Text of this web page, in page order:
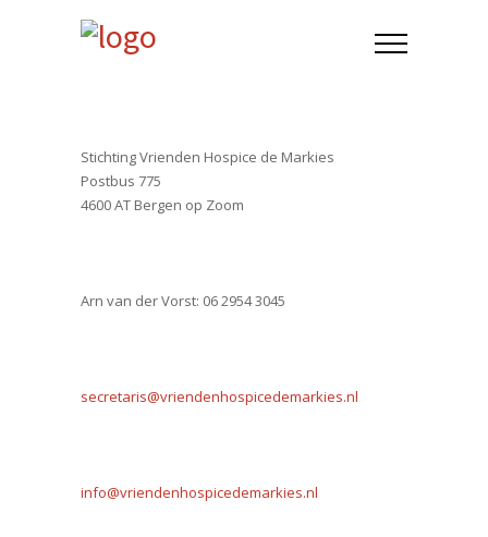
Stichting Vrienden Hospice de Markies
Postbus 775
4600 AT Bergen op Zoom
Arn van der Vorst: 06 2954 3045
secretaris@vriendenhospicedemarkies.nl
info@vriendenhospicedemarkies.nl